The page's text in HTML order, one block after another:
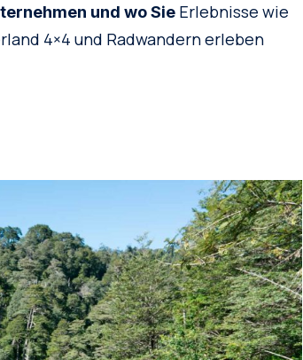
und wo Sie Erlebnisse wie
4×4 und Radwandern erleben